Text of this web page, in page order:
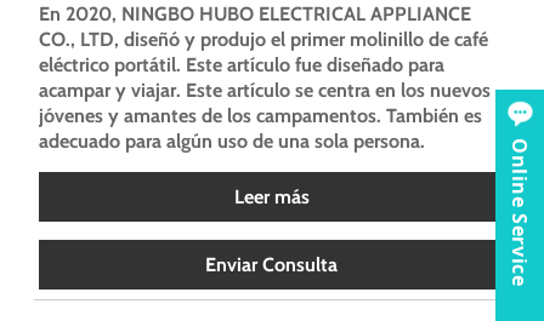
En 2020, NINGBO HUBO ELECTRICAL APPLIANCE
CO., LTD, diseñó y produjo el primer molinillo de café
eléctrico portátil. Este artículo fue diseñado para
acampar y viajar. Este artículo se centra en los nuevos
jóvenes y amantes de los campamentos. También es
adecuado para algún uso de una sola persona.
Leer más
Enviar Consulta Online Service